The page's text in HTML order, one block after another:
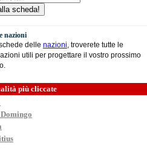
nazioni
delle nazioni, troverete tutte le
utili per progettare il vostro prossimo
più cliccate